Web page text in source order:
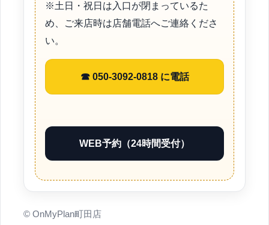
※土日・祝日は入口が閉まっているた
め、ご来店時は店舗電話へご連絡くださ
い。
☎ 050-3092-0818 に電話
WEB予約（24時間受付）
© OnMyPlan町田店